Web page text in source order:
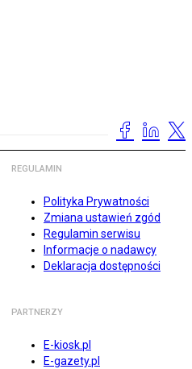
REGULAMIN
Polityka Prywatności
Zmiana ustawień zgód
Regulamin serwisu
Informacje o nadawcy
Deklaracja dostępności
PARTNERZY
E-kiosk.pl
E-gazety.pl